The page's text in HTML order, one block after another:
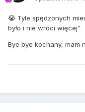
😭 Tyle spędzonych
było i nie wróci więcej"
Bye bye kochany,